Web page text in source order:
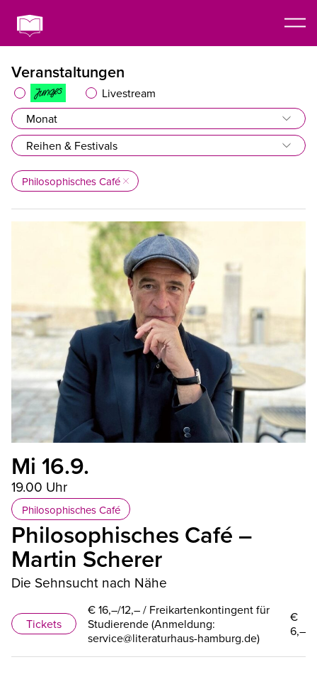
Veranstaltungen
Livestream
Monat
Reihen & Festivals
Philosophisches Café
Mi 16.9.
19.00 Uhr
Philosophisches Café
Philosophisches Café –
Martin Scherer
Die Sehnsucht nach Nähe
Tickets
€ 16,–/12,– / Freikartenkontingent für
Studierende (Anmeldung:
service@literaturhaus-hamburg.de)
€
6,–